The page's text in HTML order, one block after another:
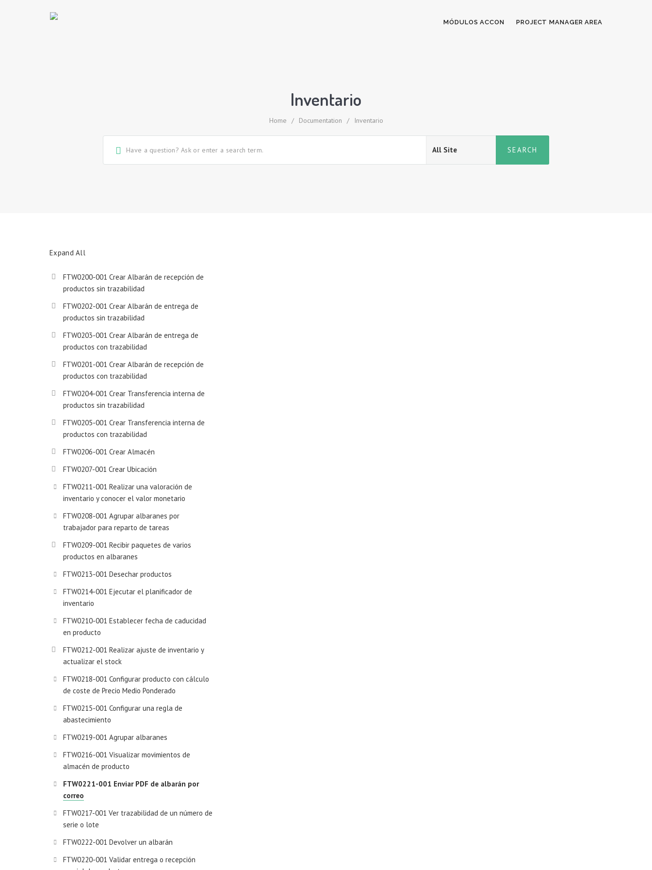
MÓDULOS ACCON PROJECT MANAGER AREA
Inventario
Home / Documentation / Inventario
Expand All
FTW0200-001 Crear Albarán de recepción de
productos sin trazabilidad
FTW0202-001 Crear Albarán de entrega de
productos sin trazabilidad
FTW0203-001 Crear Albarán de entrega de
productos con trazabilidad
FTW0201-001 Crear Albarán de recepción de
productos con trazabilidad
FTW0204-001 Crear Transferencia interna de
productos sin trazabilidad
FTW0205-001 Crear Transferencia interna de
productos con trazabilidad
FTW0206-001 Crear Almacén
FTW0207-001 Crear Ubicación
FTW0211-001 Realizar una valoración de
inventario y conocer el valor monetario
FTW0208-001 Agrupar albaranes por
trabajador para reparto de tareas
FTW0209-001 Recibir paquetes de varios
productos en albaranes
FTW0213-001 Desechar productos
FTW0214-001 Ejecutar el planificador de
inventario
FTW0210-001 Establecer fecha de caducidad
en producto
FTW0212-001 Realizar ajuste de inventario y
actualizar el stock
FTW0218-001 Configurar producto con cálculo
de coste de Precio Medio Ponderado
FTW0215-001 Configurar una regla de
abastecimiento
FTW0219-001 Agrupar albaranes
FTW0216-001 Visualizar movimientos de
almacén de producto
FTW0221-001 Enviar PDF de albarán por
correo
FTW0217-001 Ver trazabilidad de un número de
serie o lote
FTW0222-001 Devolver un albarán
FTW0220-001 Validar entrega o recepción